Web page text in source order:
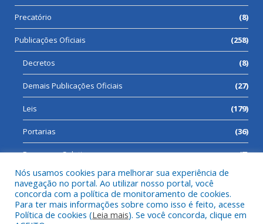
Precatório (8)
Publicações Oficiais (258)
Decretos (8)
Demais Publicações Oficiais (27)
Leis (179)
Portarias (36)
Processos Seletivos (7)
Todos os direitos reservados a Prefeitura Municipal de Cumaru
do Norte.
Nós usamos cookies para melhorar sua experiência de
navegação no portal. Ao utilizar nosso portal, você
concorda com a política de monitoramento de cookies.
Para ter mais informações sobre como isso é feito, acesse
Política de cookies (Leia mais). Se você concorda, clique em